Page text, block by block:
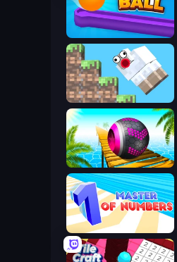
Tenkyu Ball
Crazy Sheep
Rolling Balls Sea Race
Master of Numbers